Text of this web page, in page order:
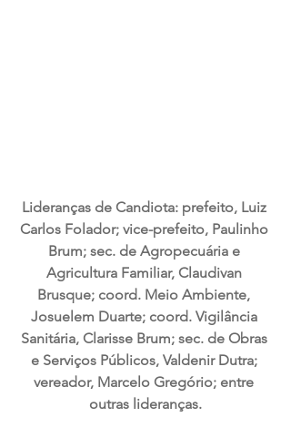
Lideranças de Candiota: prefeito, Luiz
Carlos Folador; vice-prefeito, Paulinho
Brum; sec. de Agropecuária e
Agricultura Familiar, Claudivan
Brusque; coord. Meio Ambiente,
Josuelem Duarte; coord. Vigilância
Sanitária, Clarisse Brum; sec. de Obras
e Serviços Públicos, Valdenir Dutra;
vereador, Marcelo Gregório; entre
outras lideranças.